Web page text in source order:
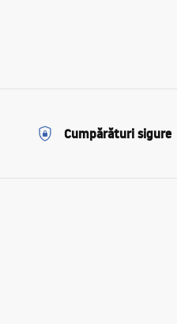
Cumpărături sigure